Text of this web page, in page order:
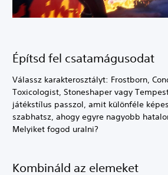
Építsd fel csatamágusodat
Válassz karakterosztályt: Frostborn,
Toxicologist, Stoneshaper vagy
játékstílus passzol, amit különféle
szabhatsz, ahogy egyre nagyobb
Melyiket fogod uralni?
Kombináld az elemeket